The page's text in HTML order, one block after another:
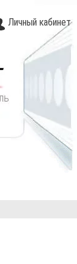
Личный кабинет